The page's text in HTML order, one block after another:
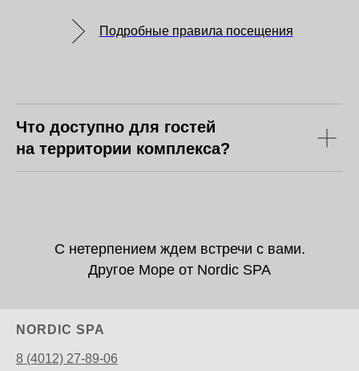
Подробные правила посещения
Что доступно для гостей
на территории комплекса?
С нетерпением ждем встречи с вами.
Другое Море от Nordic SPA
NORDIC SPA
8 (4012) 27-89-06